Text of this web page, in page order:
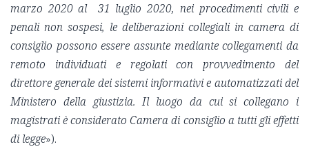
marzo 2020 al 31 luglio 2020, nei procedimenti civili e
penali non sospesi, le deliberazioni collegiali in camera di
consiglio possono essere assunte mediante collegamenti da
remoto individuati e regolati con provvedimento del
direttore generale dei sistemi informativi e automatizzati del
Ministero della giustizia. Il luogo da cui si collegano i
magistrati è considerato Camera di consiglio a tutti gli effetti
di legge»).